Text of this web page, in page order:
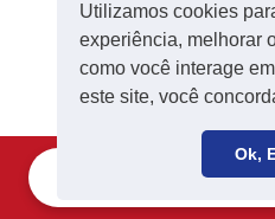
Utilizamos cookies
experiência, melhorar
como você interage
este site, você
Ok,